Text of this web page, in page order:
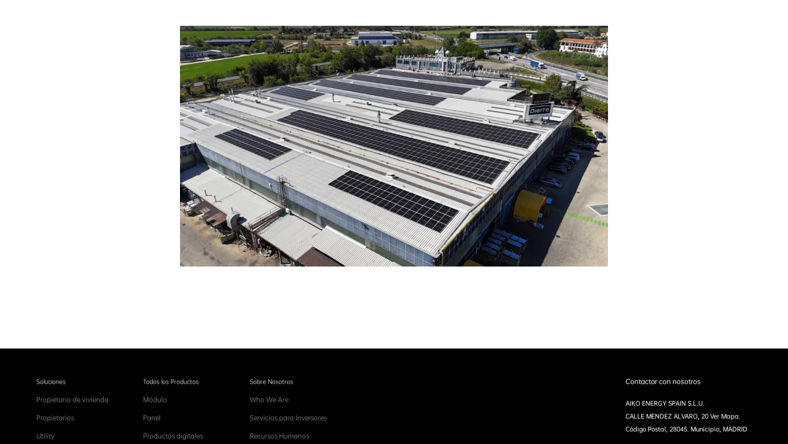
Soluciones
Propietario de vivienda
Propietarios
Utility
Todos los Productos
Módulo
Panel
Productos digitales
Sobre Nosotros
Who We Are
Servicios para Inversores
Recursos Humanos
Contactar con nosotros
AIKO ENERGY SPAIN S.L.U.
CALLE MENDEZ ALVARO, 20 Ver Mapa.
Código Postal, 28045. Municipio, MADRID